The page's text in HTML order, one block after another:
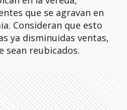
que se agravan en
Consideran que esto
ya disminuidas ventas,
sean reubicados.